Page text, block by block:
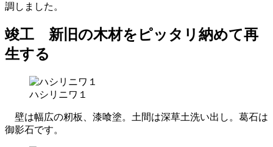
調しました。
竣工 新旧の木材をピッタリ納めて再
生する
ハシリニワ１
壁は幅広の籾板、漆喰塗。土間は深草土洗い出し。葛石は
御影石です。